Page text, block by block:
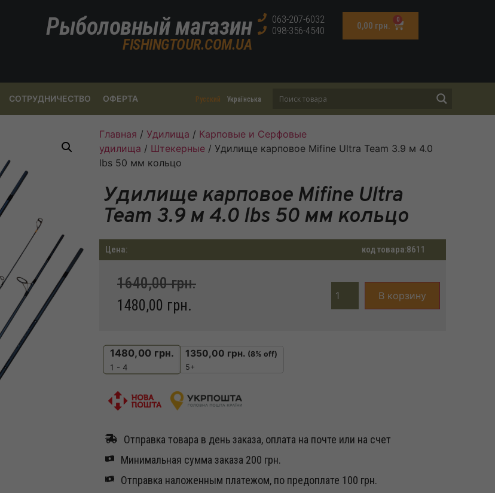
Рыболовный магазин
FISHINGTOUR.COM.UA
063-207-6032
098-356-4540
0,00 грн.
0
Русский Українська
СОТРУДНИЧЕСТВО ОФЕРТА
Главная / Удилища / Карповые и Серфовые
удилища / Штекерные / Удилище карповое Mifine Ultra Team 3.9 м 4.0
lbs 50 мм кольцо
Удилище карповое Mifine Ultra
Team 3.9 м 4.0 lbs 50 мм кольцо
Цена: код товара:8611
1640,00грн.
1480,00 грн.
В корзину
1480,00 грн.
1 - 4
1350,00 грн. (8% off)
5+
Отправка товара в день заказа, оплата на почте или на счет
Минимальная сумма заказа 200 грн.
Отправка наложенным платежом, по предоплате 100 грн.